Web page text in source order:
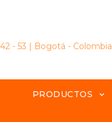
- 53 | Bogotá - Colombia
PRODUCTOS